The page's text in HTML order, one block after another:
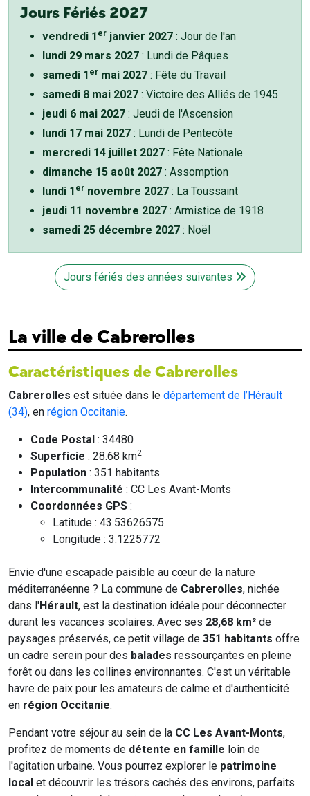
Jours Fériés 2027
vendredi 1 er janvier 2027 : Jour de l'an
lundi 29 mars 2027 : Lundi de Pâques
samedi 1 er mai 2027 : Fête du Travail
samedi 8 mai 2027 : Victoire des Alliés de 1945
jeudi 6 mai 2027 : Jeudi de l'Ascension
lundi 17 mai 2027 : Lundi de Pentecôte
mercredi 14 juillet 2027 : Fête Nationale
dimanche 15 août 2027 : Assomption
lundi 1 er novembre 2027 : La Toussaint
jeudi 11 novembre 2027 : Armistice de 1918
samedi 25 décembre 2027 : Noël
Jours fériés des années suivantes
La ville de Cabrerolles
Caractéristiques de Cabrerolles
Cabrerolles est située dans le département de l’Hérault
(34), en région Occitanie.
Code Postal : 34480
Superficie : 28.68 km2
Population : 351 habitants
Intercommunalité : CC Les Avant-Monts
Coordonnées GPS :
Latitude : 43.53626575
Longitude : 3.1225772
Envie d'une escapade paisible au cœur de la nature
méditerranéenne ? La commune de Cabrerolles, nichée
dans l'Hérault, est la destination idéale pour déconnecter
durant les vacances scolaires. Avec ses 28,68 km² de
paysages préservés, ce petit village de 351 habitants offre
un cadre serein pour des balades ressourçantes en pleine
forêt ou dans les collines environnantes. C'est un véritable
havre de paix pour les amateurs de calme et d'authenticité
en région Occitanie.
Pendant votre séjour au sein de la CC Les Avant-Monts,
profitez de moments de détente en famille loin de
l'agitation urbaine. Vous pourrez explorer le patrimoine
local et découvrir les trésors cachés des environs, parfaits